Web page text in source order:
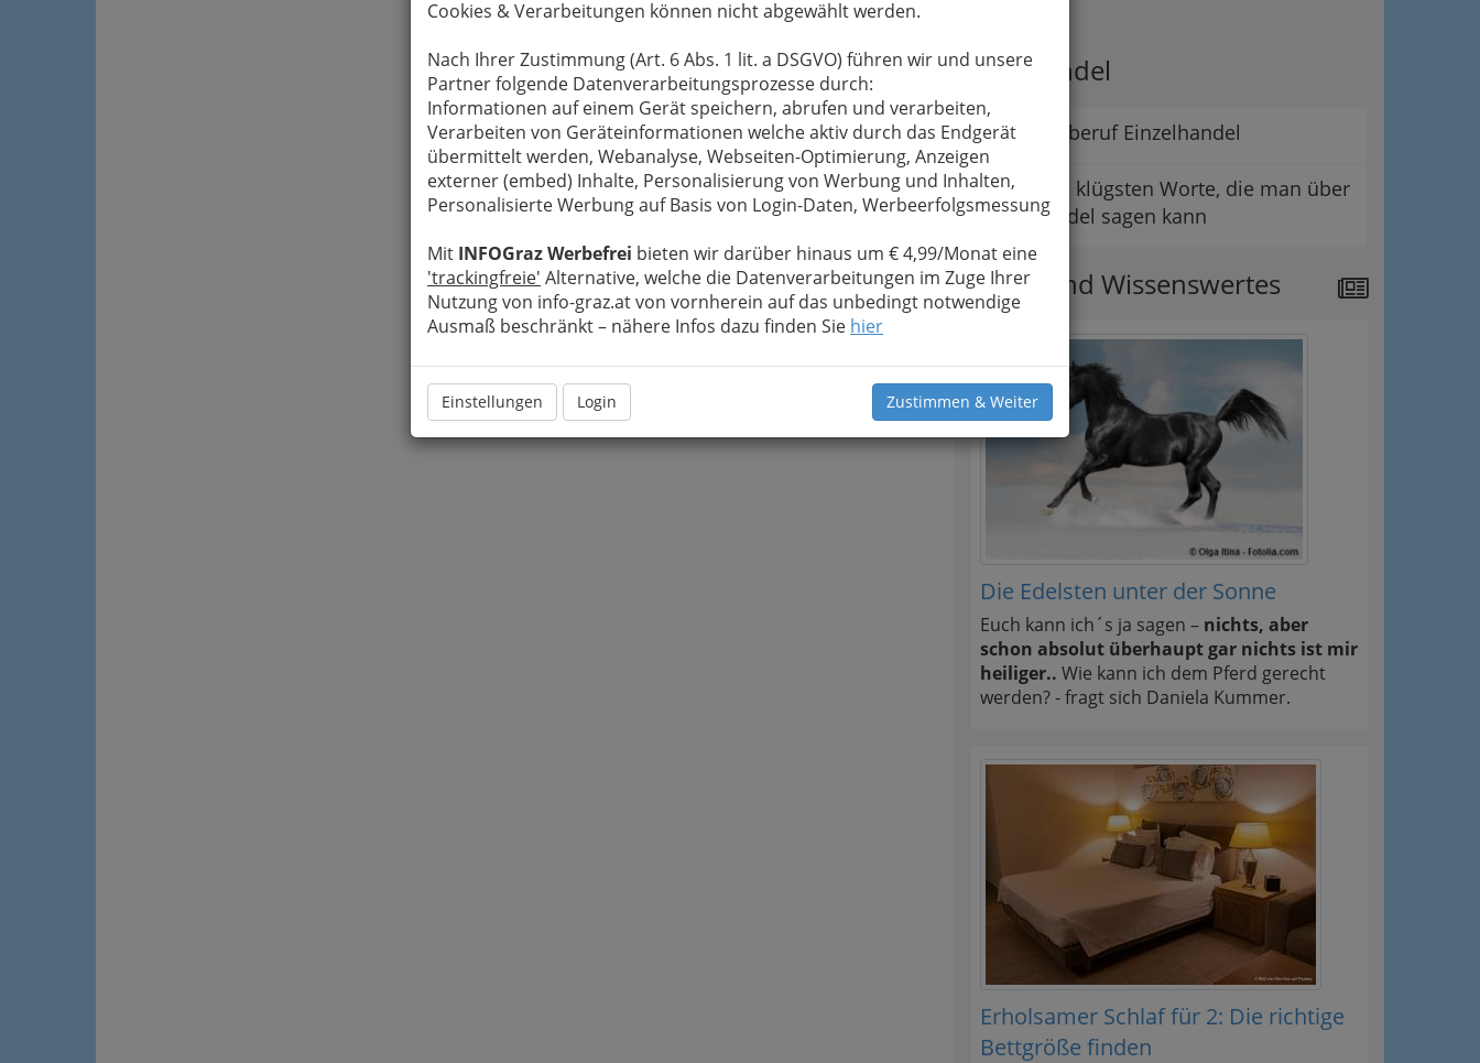
Cookies & Verarbeitungen können nicht abgewählt werden.
Nach Ihrer Zustimmung (Art. 6 Abs. 1 lit. a DSGVO) führen wir und unsere
Partner folgende Datenverarbeitungsprozesse durch:
Informationen auf einem Gerät speichern, abrufen und verarbeiten,
Verarbeiten von Geräteinformationen welche aktiv durch das Endgerät
übermittelt werden, Webanalyse, Webseiten-Optimierung, Anzeigen
externer (embed) Inhalte, Personalisierung von Werbung und Inhalten,
Personalisierte Werbung auf Basis von Login-Daten, Werbeerfolgsmessung
Mit INFOGraz Werbefrei bieten wir darüber hinaus um € 4,99/Monat eine
'trackingfreie' Alternative, welche die Datenverarbeitungen im Zuge Ihrer
Nutzung von info-graz.at von vornherein auf das unbedingt notwendige
Ausmaß beschränkt – nähere Infos dazu finden Sie hier
Einstellungen Login Zustimmen & Weiter
Der Handel
Der Lehrberuf Einzelhandel
Die wohl klügsten Worte, die man über
den Handel sagen kann
News und Wissenswertes
Die Edelsten unter der Sonne
Euch kann ich´s ja sagen – nichts, aber
schon absolut überhaupt gar nichts ist mir
heiliger.. Wie kann ich dem Pferd gerecht
werden? - fragt sich Daniela Kummer.
Erholsamer Schlaf für 2: Die richtige
Bettgröße finden